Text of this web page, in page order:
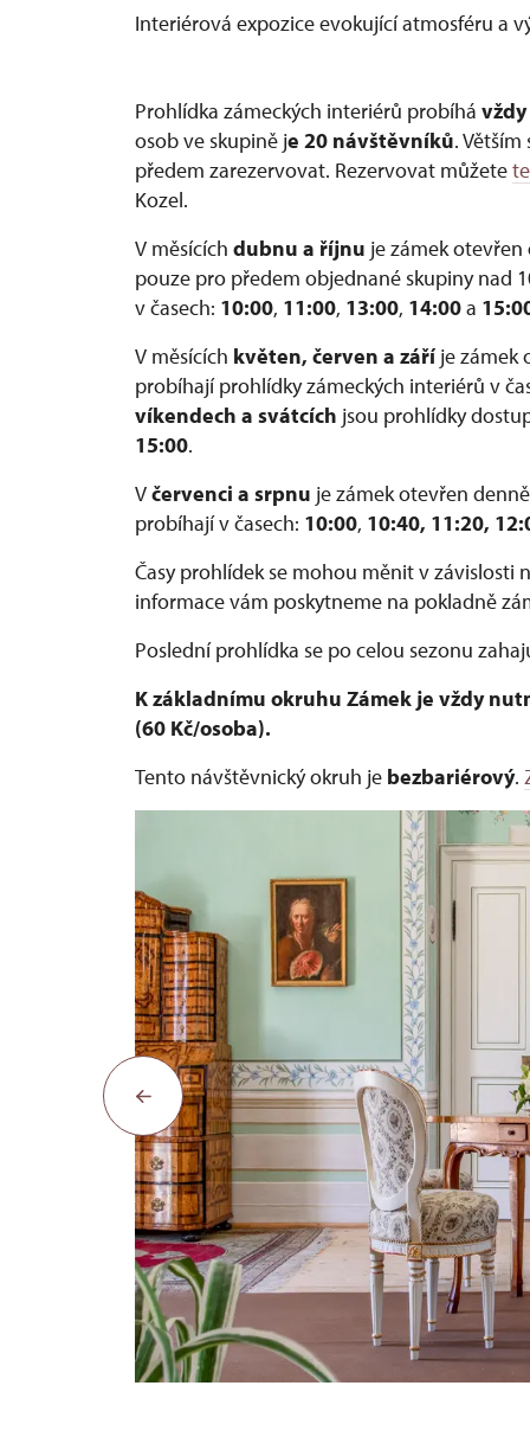
Interiérová expozice evokující atmosféru a
Prohlídka zámeckých interiérů probíhá
osob ve skupině je 20 návštěvníků.
předem zarezervovat. Rezervovat můžete
Kozel.
V měsících dubnu a říjnu je zámek otevřen
pouze pro předem objednané skupiny nad
v časech: 10:00, 11:00, 13:00, 14:00a
V měsících květen, červen a záříje zámek
probíhají prohlídky zámeckých interiérů v
víkendech a svátcích jsou prohlídky
15:00.
Včervenci a srpnu je zámekotevřen
probíhají v časech: 10:00, 10:40, 11:20,
Časy prohlídek se mohou měnit v
informace vám poskytneme na pokladně
Poslední prohlídka se po celou sezonu
K základnímu okruhu Zámek je vždy
(60 Kč/osoba).
Tento návštěvnický okruh je bezbariérový.